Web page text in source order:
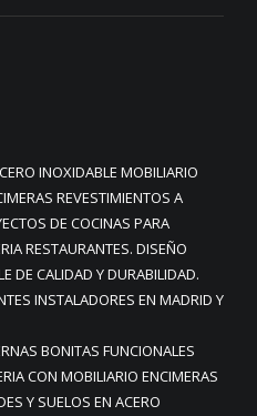
INOXIDABLE MOBILIARIO
REVESTIMIENTOS A
DE COCINAS PARA
RESTAURANTES. DISEÑO
DE CALIDAD Y DURABILIDAD.
INSTALADORES EN MADRID Y
BONITAS FUNCIONALES
CON MOBILIARIO ENCIMERAS
Y SUELOS EN ACERO